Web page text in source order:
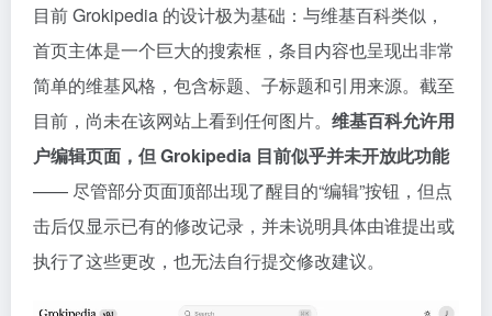
目前 Grokipedia 的设计极为基础：与维基百科类似，
首页主体是一个巨大的搜索框，条目内容也呈现出非常
简单的维基风格，包含标题、子标题和引用来源。截至
目前，尚未在该网站上看到任何图片。 维基百科允许用
户编辑页面，但 Grokipedia 目前似乎并未开放此功能
—— 尽管部分页面顶部出现了醒目的“编辑”按钮，但点
击后仅显示已有的修改记录，并未说明具体由谁提出或
执行了这些更改，也无法自行提交修改建议。